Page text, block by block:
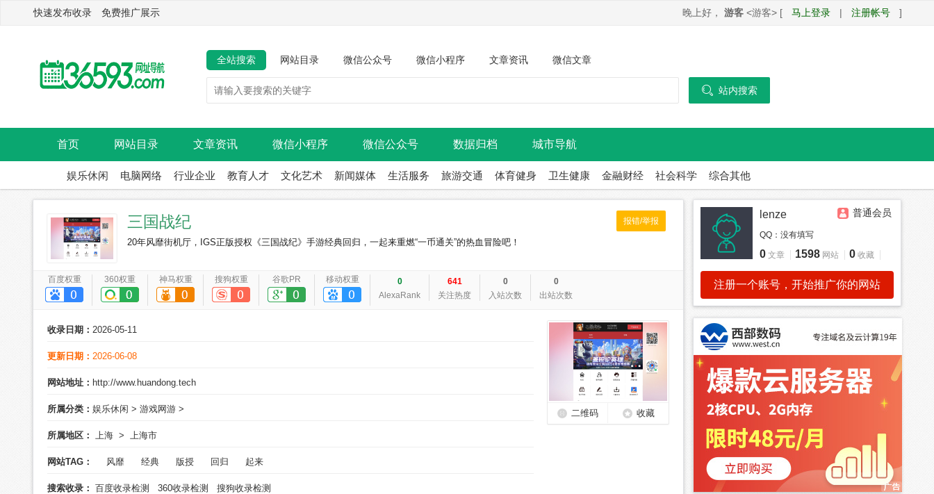
快速发布收录 免费推广展示 晚上好， 游客 <游客> [ 马上登录 | 注册帐号 ]
全站搜索 网站目录 微信公众号 微信小程序 文章资讯 微信文章
 站内搜索
首页 网站目录 文章资讯 微信小程序 微信公众号 数据归档 城市导航
娱乐休闲 电脑网络 行业企业 教育人才 文化艺术 新闻媒体 生活服务 旅游交通 体育健身 卫生健康 金融财经 社会科学 综合其他
三国战纪
20年风靡街机厅，IGS正版授权《三国战纪》手游经典回归，一起来重燃“一币通关”的热血冒险吧！
报错/举报
百度权重 360权重 神马权重 搜狗权重 谷歌PR 移动权重
0
AlexaRank
641
关注热度
0
入站次数
0
出站次数
收录日期： 2026-05-11
更新日期： 2026-06-08
网站地址： http://www.huandong.tech
所属分类： 娱乐休闲 > 游戏网游 >
所属地区： 上海 > 上海市
网站TAG： 风靡 经典 版授 回归 起来
搜索收录： 百度收录检测 360收录检测 搜狗收录检测
二维码 收藏
lenze 普通会员
QQ： 没有填写
0 文章 1598 网站 0 收藏
注册一个账号，开始推广你的网站